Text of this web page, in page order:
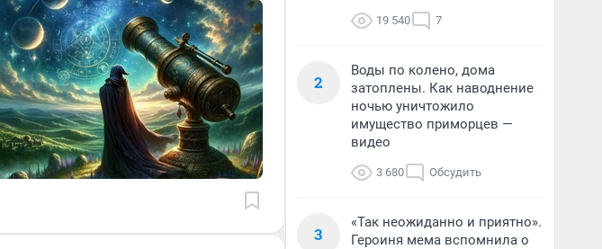
19 540 7
2
Воды по колено, дома
затоплены. Как наводнение
ночью уничтожило
имущество приморцев —
видео
3 680 Обсудить
3
«Так неожиданно и приятно».
Героиня мема вспомнила о